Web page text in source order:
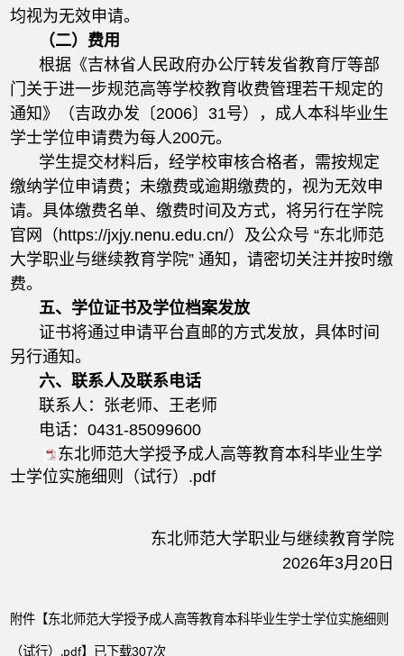
均视为无效申请。
（二）费用
根据《吉林省人民政府办公厅转发省教育厅等部
门关于进一步规范高等学校教育收费管理若干规定的
通知》（吉政办发〔2006〕31号），成人本科毕业生
学士学位申请费为每人200元。
学生提交材料后，经学校审核合格者，需按规定
缴纳学位申请费；未缴费或逾期缴费的，视为无效申
请。具体缴费名单、缴费时间及方式，将另行在学院
官网（https://jxjy.nenu.edu.cn/）及公众号 “东北师范
大学职业与继续教育学院” 通知，请密切关注并按时缴
费。
五、学位证书及学位档案发放
证书将通过申请平台直邮的方式发放，具体时间
另行通知。
六、联系人及联系电话
联系人：张老师、王老师
电话：0431-85099600
东北师范大学授予成人高等教育本科毕业生学
士学位实施细则（试行）.pdf
东北师范大学职业与继续教育学院
2026年3月20日
附件【东北师范大学授予成人高等教育本科毕业生学士学位实施细则
（试行）.pdf】已下载307次